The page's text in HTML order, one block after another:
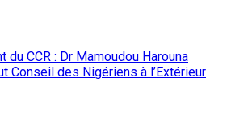
du CCR : Dr Mamoudou Harouna
Conseil des Nigériens à l’Extérieur